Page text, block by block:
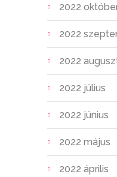
2022
2022
2022
2022 július
2022 június
2022 május
2022 április